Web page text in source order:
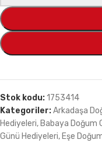
Stok kodu:1753414
Kategoriler:Arkadaşa
Hediyeleri, Babaya Doğum
Günü Hediyeleri, Eşe